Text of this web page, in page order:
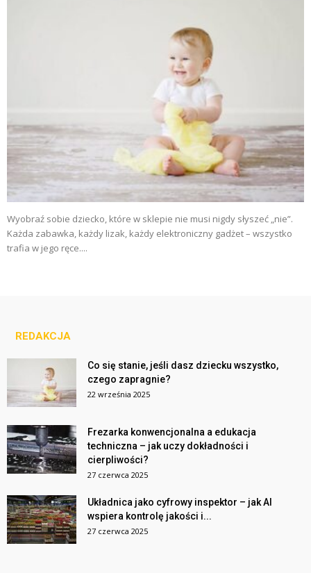
Wyobraź sobie dziecko, które w sklepie nie musi nigdy słyszeć „nie”.
Każda zabawka, każdy lizak, każdy elektroniczny gadżet – wszystko
trafia w jego ręce....
REDAKCJA
Co się stanie, jeśli dasz dziecku wszystko,
czego zapragnie?
22 września 2025
Frezarka konwencjonalna a edukacja
techniczna – jak uczy dokładności i
cierpliwości?
27 czerwca 2025
Układnica jako cyfrowy inspektor – jak AI
wspiera kontrolę jakości i...
27 czerwca 2025